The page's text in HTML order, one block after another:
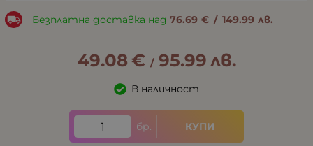
Безплатна доставка над 76.69 € / 149.99 лв.
49.08 € / 95.99 лв.
В наличност
бр. КУПИ